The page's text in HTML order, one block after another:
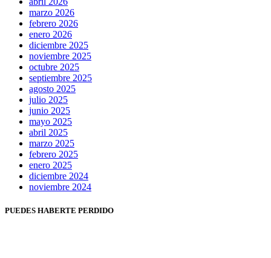
marzo 2026
febrero 2026
enero 2026
diciembre 2025
noviembre 2025
octubre 2025
septiembre 2025
agosto 2025
julio 2025
junio 2025
mayo 2025
abril 2025
marzo 2025
febrero 2025
enero 2025
diciembre 2024
noviembre 2024
PUEDES HABERTE PERDIDO